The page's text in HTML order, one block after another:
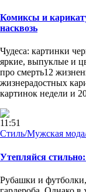
Комиксы и
насквозь
Чудеса: картинки
яркие, выпуклые и
про смерть12
жизнерадостных
картинок недели и
11:51
Стиль/Мужская
Утепляйся
Рубашки и